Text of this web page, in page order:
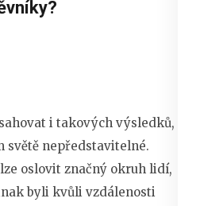
i takových výsledků,
světě nepředstavitelné.
oslovit značný okruh lidí,
byli kvůli vzdálenosti